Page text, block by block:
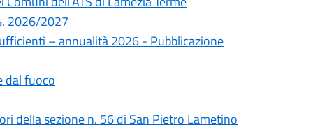
2026/2027
– annualità 2026 - Pubblicazione
dal fuoco
della sezione n. 56 di San Pietro Lametino